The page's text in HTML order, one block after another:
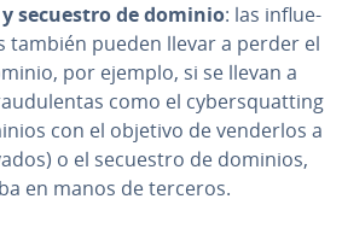
y secuestro de dominio: las in­flue­
también pueden llevar a perder el
por ejemplo, si se llevan a
como el cy­be­r­s­qua­t­ti­ng
con el objetivo de venderlos a
o el secuestro de dominios,
en manos de terceros.